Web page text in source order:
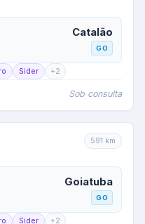
Catalão
GO
Sider +2
Sob consulta
591 km
Goiatuba
GO
Sider +2